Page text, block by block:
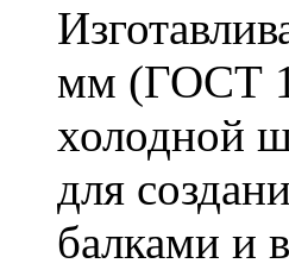
мм (ГОСТ
холодной
для
балками и